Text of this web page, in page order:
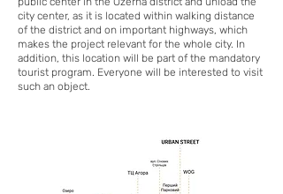
city center, as it is located within walking distance
of the district and on important highways, which
makes the project relevant for the whole city. In
addition, this location will be part of the mandatory
tourist program. Everyone will be interested to visit
such an object.